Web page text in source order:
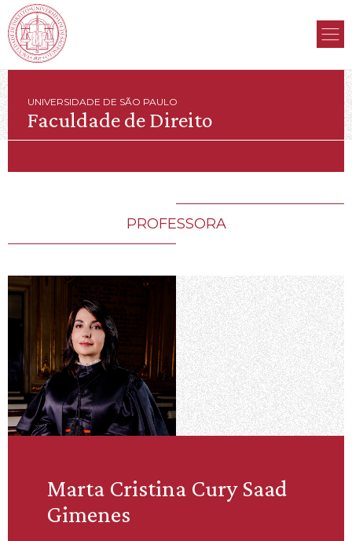
UNIVERSIDADE DE SÃO PAULO
Faculdade de Direito
PROFESSORA
Marta Cristina Cury Saad
Gimenes